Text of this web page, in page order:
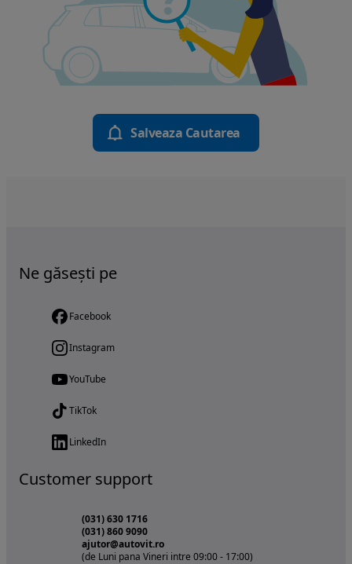
Salveaza Cautarea
Ne găsești pe
Facebook
Instagram
YouTube
TikTok
LinkedIn
Customer support
(031) 630 1716
(031) 860 9090
ajutor@autovit.ro
(de Luni pana Vineri intre 09:00 - 17:00)